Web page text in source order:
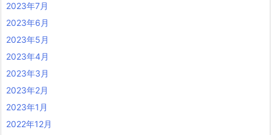
2023年7月
2023年6月
2023年5月
2023年4月
2023年3月
2023年2月
2023年1月
2022年12月